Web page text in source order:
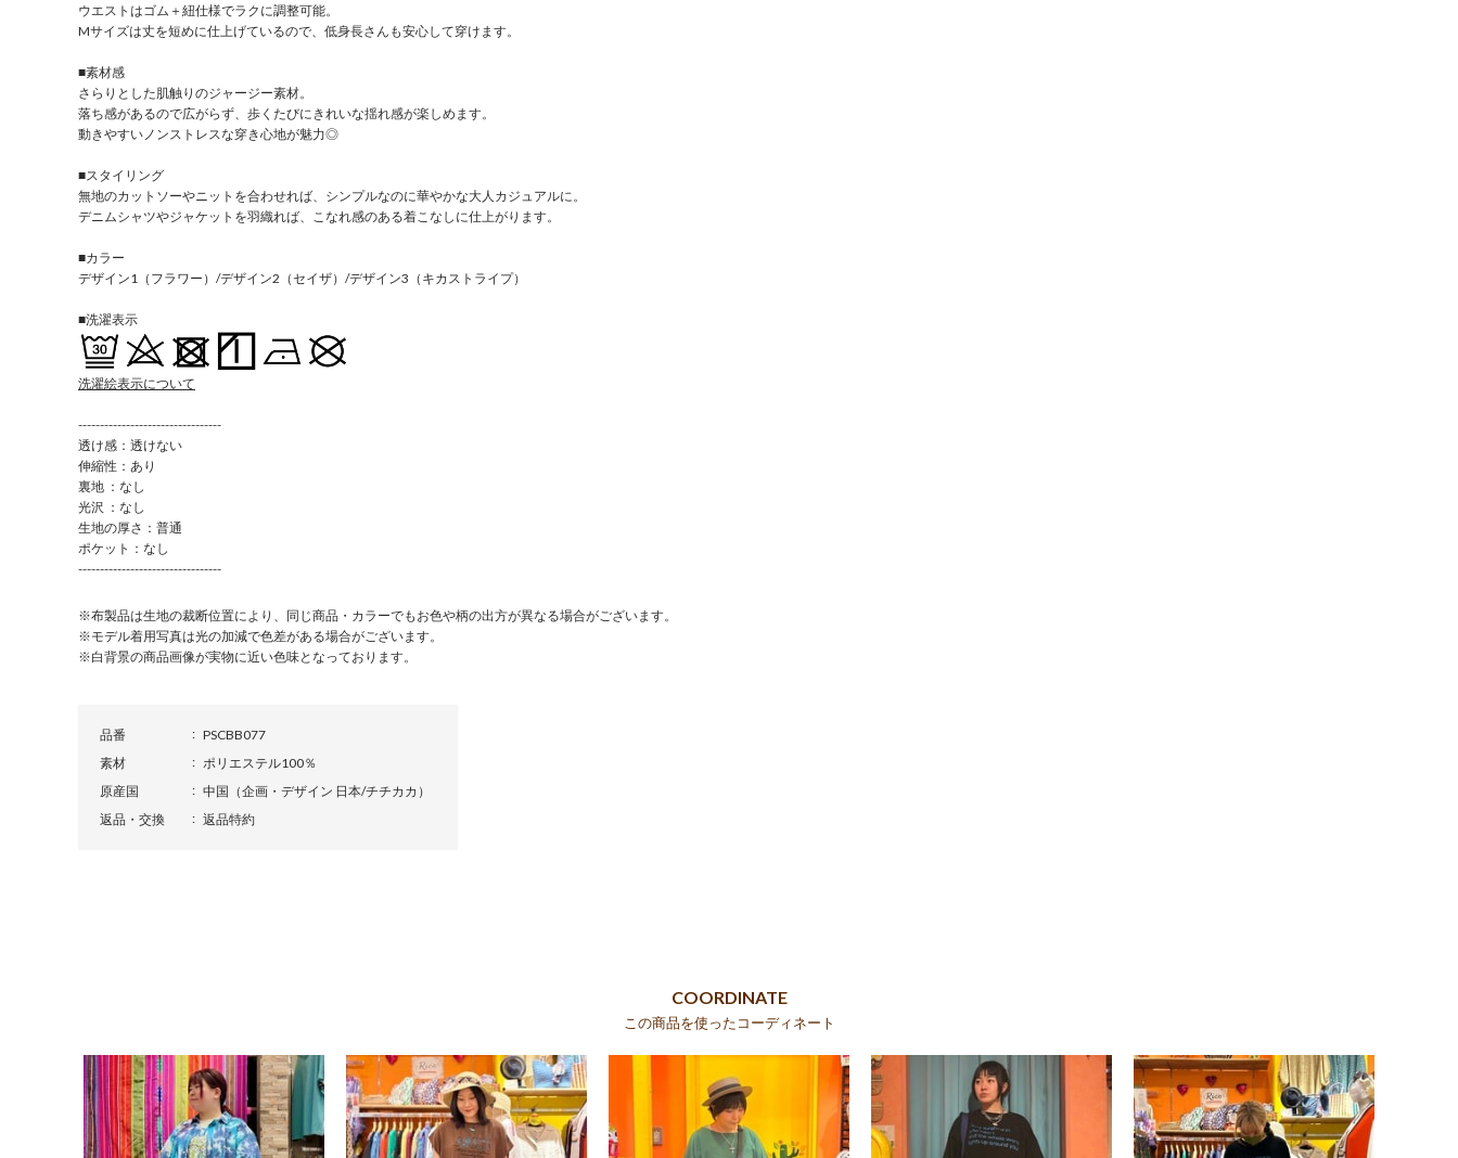
ウエストはゴム＋紐仕様でラクに調整可能。
Mサイズは丈を短めに仕上げているので、低身長さんも安心して穿けます。
■素材感
さらりとした肌触りのジャージー素材。
落ち感があるので広がらず、歩くたびにきれいな揺れ感が楽しめます。
動きやすいノンストレスな穿き心地が魅力◎
■スタイリング
無地のカットソーやニットを合わせれば、シンプルなのに華やかな大人カジュアルに。
デニムシャツやジャケットを羽織れば、こなれ感のある着こなしに仕上がります。
■カラー
デザイン1（フラワー）/デザイン2（セイザ）/デザイン3（キカストライプ）
■洗濯表示
洗濯絵表示について
---------------------------------
透け感：透けない
伸縮性：あり
裏地 ：なし
光沢 ：なし
生地の厚さ：普通
ポケット：なし
---------------------------------
※布製品は生地の裁断位置により、同じ商品・カラーでもお色や柄の出方が異なる場合がございます。
※モデル着用写真は光の加減で色差がある場合がございます。
※白背景の商品画像が実物に近い色味となっております。
品番
PSCBB077
素材
ポリエステル100％
原産国
中国（企画・デザイン 日本/チチカカ）
返品・交換
返品特約
COORDINATE
この商品を使ったコーディネート